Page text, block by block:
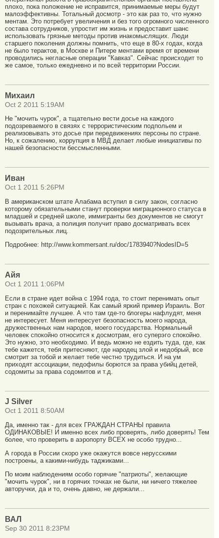
плохо, пока положение не исправится, принимаемые меры будут
малоэффективны. Тотальный досмотр - это как раз то, что нужно
ментам. Это потребует увеличения и без того огромного численного
состава сотрудников, упростит им жизнь и предоставит шанс
использовать грязные методы против инакомыслящих. Люди
старшего поколения должны помнить, что еще в 80-х годах, когда
не было терактов, в Москве и Питере ментами время от времени
проводились негласные операции "Кавказ". Сейчас происходит то
же самое, только ежедневно и по всей территории России.
Михаил
Oct 2 2011 5:19AM
Не "мочить чурок", а тщательно вести досье на каждого
подозреваемого в связях с террористическим подпольем и
реализовывать это досье при передвижениях персоны по стране.
Но, к сожалению, коррупция в МВД делает любые инициативы по
нашей безопасности бессмысленными.
Иван
Oct 1 2011 5:26PM
В американском штате Алабама вступил в силу закон, согласно
которому обязательными станут проверки миграционного статуса в
младшей и средней школе, иммигранты без документов не смогут
вызывать врача, а полиция получит право досматривать всех
подозрительных лиц.
Подробнее: http://www.kommersant.ru/doc/1783940?NodesID=5
Айя
Oct 1 2011 1:06PM
Если в стране идет война с 1994 года, то стоит перенимать опыт
стран с похожей ситуацией. Как самый яркий пример Израиль. Вот
и перенимайте лучшее. А что там где-то блогеры нафлудят, меня
не интересует. Меня интересует безопасность моего народа,
дружественных нам народов, моего государства. Нормальный
человек спокойно относится к досмотрам, его суперэго спокойно.
Это нужно, это необходимо. И ведь можно не ездить туда, где, как
тебе кажется, тебя притесняют, где народец злой и недобрый, все
смотрит за тобой и желает тебе честно трудиться. И на ум
приходят ассоциации, педофилы борются за права убийц детей,
содомиты за права содомитов и т.д.
J Silver
Oct 1 2011 8:50AM
Да, именно так - для всех ГРАЖДАН СТРАНЫ правила
ОДИНАКОВЫЕ! И именно всех либо проверять, либо доверять! Тем
более, что проверить в аэропорту ВСЕХ не особо трудно...
А города в России скоро уже окажутся вовсе нерусскими
построены, а какими-нибудь таджиками...
По моим наблюдениям особо горячие "патриоты", желающие
"мочить чурок", ни в горячих точках не были, ни ничего тяжелее
авторучки, да и то, очень давно, не держали...
ВАЛ
Sep 30 2011 8:23PM